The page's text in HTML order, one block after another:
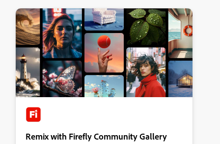
Remix with Firefly Community Gallery